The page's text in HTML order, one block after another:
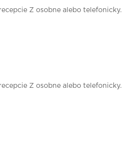
Z osobne alebo telefonicky.
Z osobne alebo telefonicky.